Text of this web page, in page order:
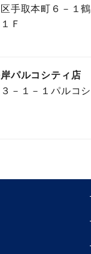
手取本町６－１鶴
Ｆ
パルコシティ店
－１－１パルコシ